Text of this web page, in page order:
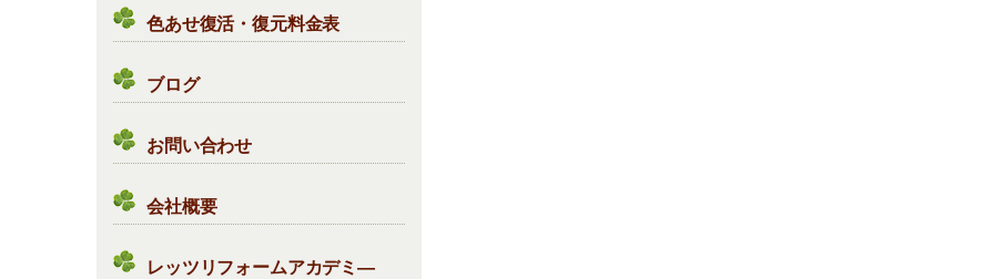
色あせ復活・復元料金表
ブログ
お問い合わせ
会社概要
レッツリフォームアカデミ―